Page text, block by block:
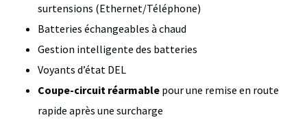
surtensions (Ethernet/Téléphone)
Batteries échangeables à chaud
Gestion intelligente des batteries
Voyants d’état DEL
Coupe-circuit réarmable pour une remise en route
rapide après une surcharge